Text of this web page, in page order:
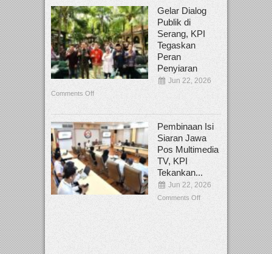
Gelar Dialog
Publik di
Serang, KPI
Tegaskan
Peran
Penyiaran
Jun 22, 2026
Comments Off
Pembinaan Isi
Siaran Jawa
Pos Multimedia
TV, KPI
Tekankan...
Jun 22, 2026
Comments Off